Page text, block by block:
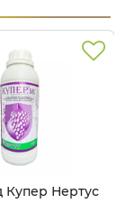
Нертус